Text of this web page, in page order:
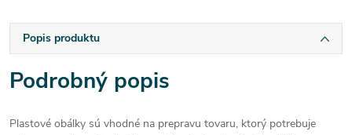
Popis produktu
Podrobný popis
Plastové obálky sú vhodné na prepravu tovaru, ktorý potrebuje